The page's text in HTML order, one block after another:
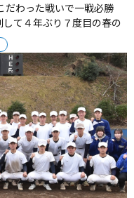
だわった戦いで一戦必勝
て４年ぶり７度目の春の
レーで東西の強豪に勝ち
大会準優勝となった関東
しくも“チケット”は届か